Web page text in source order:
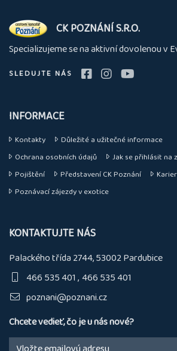
O
nás
CK POZNÁNÍ S.R.O.
Specializujeme se na aktivní dovolenou v
SLEDUJTE NÁS
INFORMACE
Kontakty
Důležité a užitečné informace
Ochrana osobních údajů
Jak se přihlásit na
Pojištění
Představení CK Poznání
Poznávací zájezdy v exotice
KONTAKTUJTE NÁS
Palackého třída 2744, 53002 Pardubice
466 535 401 466 535 401
poznani@poznani.cz
Chcete vedieť, čo je u nás nové?
Email: